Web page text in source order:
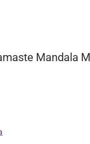
Mandala